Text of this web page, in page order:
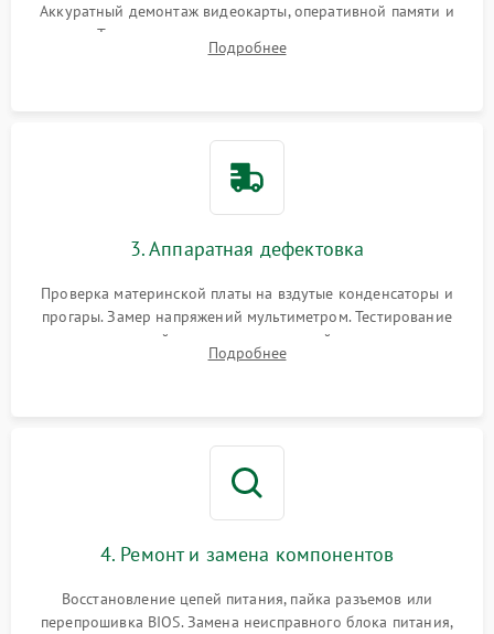
Аккуратный демонтаж видеокарты, оперативной памяти и
кулеров. Тщательная очистка корпуса и радиаторов от пыли
с помощью сжатого воздуха для предотвращения
Подробнее
3. Аппаратная дефектовка
Проверка материнской платы на вздутые конденсаторы и
прогары. Замер напряжений мультиметром. Тестирование
оперативной памяти и накопителей с помощью
диагностического ПО для выявления сбойных секторов и
Подробнее
4. Ремонт и замена компонентов
Восстановление цепей питания, пайка разъемов или
перепрошивка BIOS. Замена неисправного блока питания,